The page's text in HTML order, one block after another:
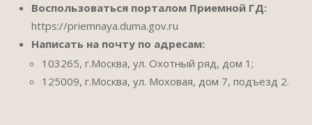
Воспользоваться порталом Приемной ГД:
https://priemnaya.duma.gov.ru
Написать на почту по адресам:
103265, г.Москва, ул. Охотный ряд, дом 1;
125009, г.Москва, ул. Моховая, дом 7, подъезд 2.